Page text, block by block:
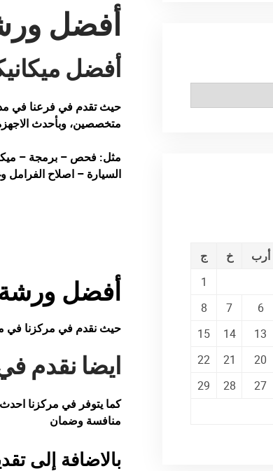
أفضل
أفضل
حيث تقدم في فرعنا في
متخصصين، وبأحدث
مثل: فحص – برمجة –
السيارة – اصلاح
أفضل
حيث نقدم في مركزنا في
ايضا نقدم
كما يتوفر في مركزنا
منافسة وضمان
بالاضافة إلى
أرب خ
ج
1
6
7
8
13
14
15
20
21
22
27
28
29